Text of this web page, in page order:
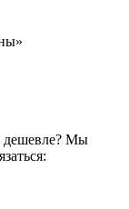
дешевле? Мы